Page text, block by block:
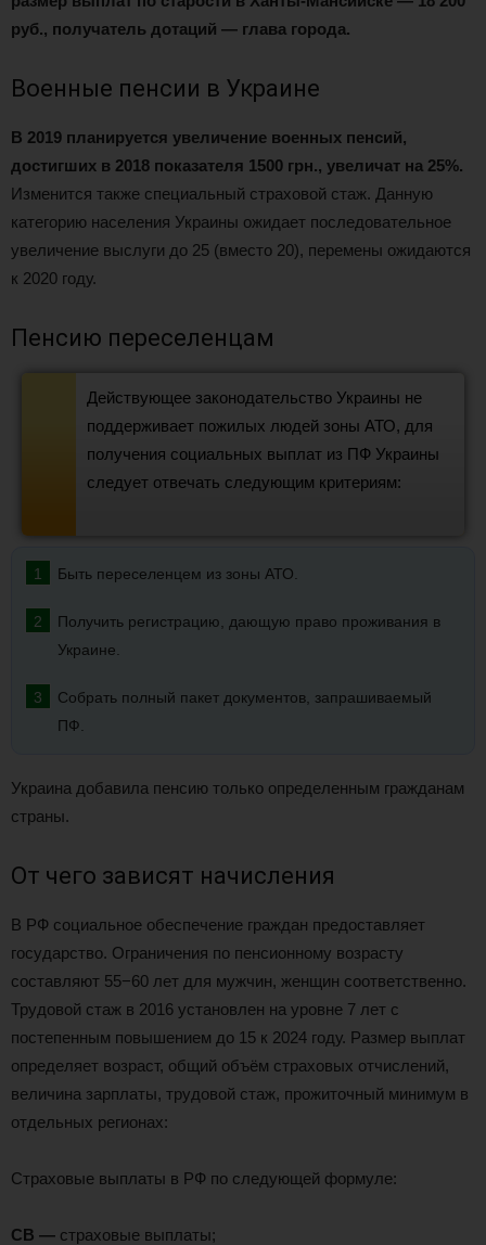
руб., получатель дотаций — глава города.
Военные пенсии в Украине
В 2019 планируется увеличение военных пенсий,
достигших в 2018 показателя 1500 грн., увеличат на 25%.
Изменится также специальный страховой стаж. Данную
категорию населения Украины ожидает последовательное
увеличение выслуги до 25 (вместо 20), перемены ожидаются
к 2020 году.
Пенсию переселенцам
Действующее законодательство Украины не
поддерживает пожилых людей зоны АТО, для
получения социальных выплат из ПФ Украины
следует отвечать следующим критериям:
Быть переселенцем из зоны АТО.
Получить регистрацию, дающую право проживания в
Украине.
Собрать полный пакет документов, запрашиваемый
ПФ.
Украина добавила пенсию только определенным гражданам
страны.
От чего зависят начисления
В РФ социальное обеспечение граждан предоставляет
государство. Ограничения по пенсионному возрасту
составляют 55−60 лет для мужчин, женщин соответственно.
Трудовой стаж в 2016 установлен на уровне 7 лет с
постепенным повышением до 15 к 2024 году. Размер выплат
определяет возраст, общий объём страховых отчислений,
величина зарплаты, трудовой стаж, прожиточный минимум в
отдельных регионах:
Страховые выплаты в РФ по следующей формуле:
СВ — страховые выплаты;